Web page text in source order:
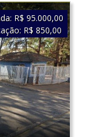
R$ 95.000,00
R$ 850,00